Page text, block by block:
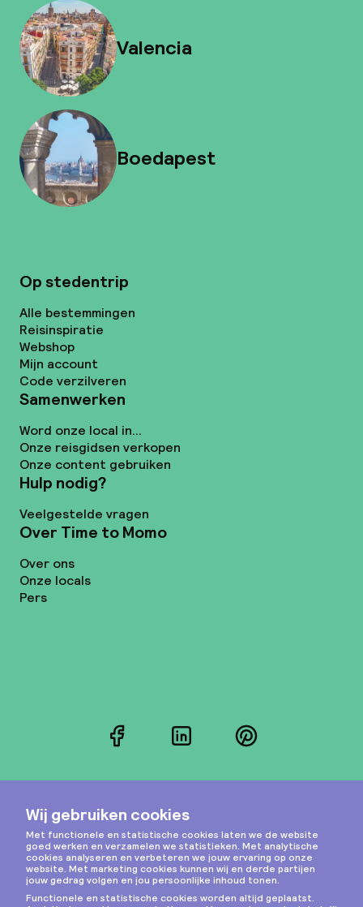
Valencia
Boedapest
Op stedentrip
Alle bestemmingen
Reisinspiratie
Webshop
Mijn account
Code verzilveren
Samenwerken
Word onze local in...
Onze reisgidsen verkopen
Onze content gebruiken
Hulp nodig?
Veelgestelde vragen
Over Time to Momo
Over ons
Onze locals
Pers
FacebookLinkedInPinterest
Instagram